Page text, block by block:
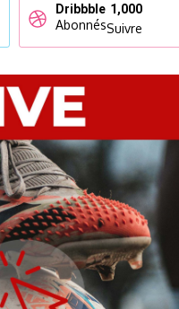
Dribbble 1,000
AbonnésSuivre